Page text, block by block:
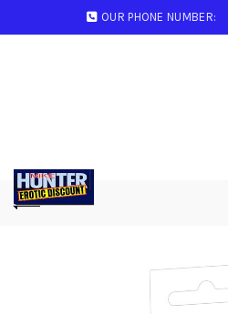
OUR PHONE NUMBER: